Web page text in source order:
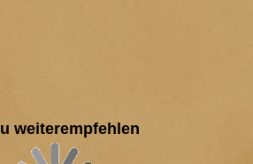
weiterempfehlen